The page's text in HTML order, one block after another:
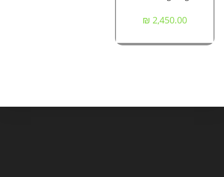
₪ 2,450.00